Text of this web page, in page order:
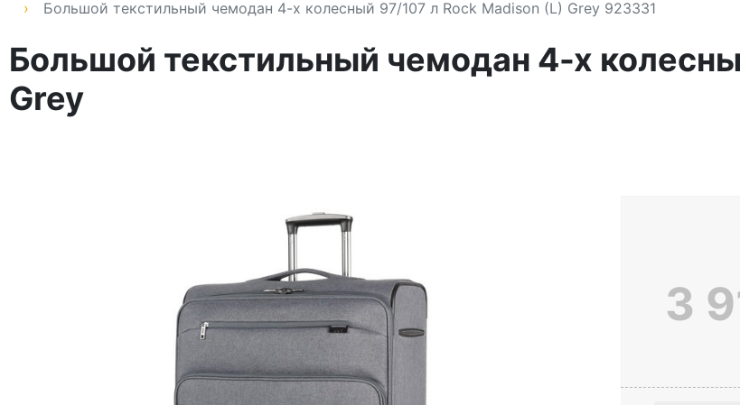
Большой текстильный чемодан 4-х колесный 97/107 л Rock Madison (L) Grey 923331
Большой текстильный чемодан 4-х
Grey
3